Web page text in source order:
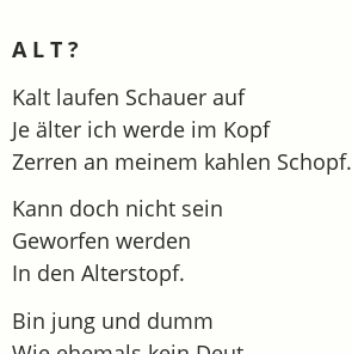
A L T ?
Kalt laufen Schauer auf
Je älter ich werde im Kopf
Zerren an meinem kahlen Schopf.
Kann doch nicht sein
Geworfen werden
In den Alterstopf.
Bin jung und dumm